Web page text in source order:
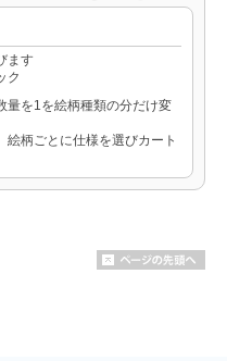
ます
ク
を1を絵柄種類の分だけ変
柄ごとに仕様を選びカート